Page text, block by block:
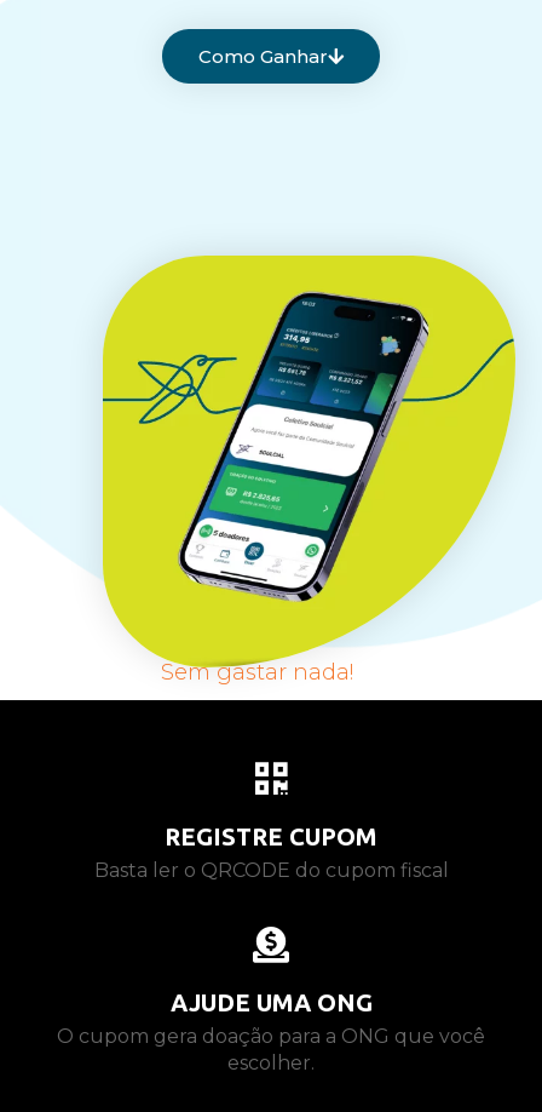
Sem gastar nada!
Como Ganhar
REGISTRE CUPOM
Basta ler o QRCODE do cupom fiscal
AJUDE UMA ONG
O cupom gera doação para a ONG que você
escolher.